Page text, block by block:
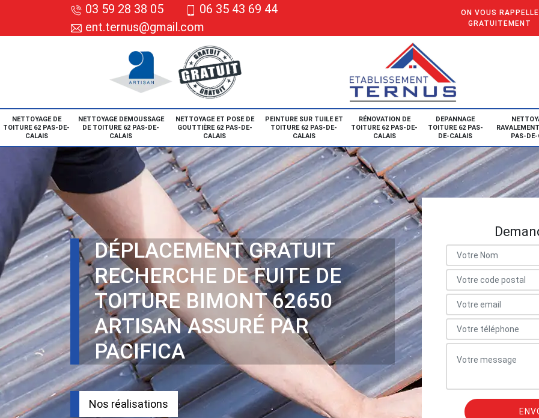
03 59 28 38 05
06 35 43 69 44
ent.ternus@gmail.com
ON VOUS RAPPELLE
GRATUITEMENT
NETTOYAGE DE
TOITURE 62 PAS-DE-
CALAIS
NETTOYAGE DEMOUSSAGE
DE TOITURE 62 PAS-DE-
CALAIS
NETTOYAGE ET POSE DE
GOUTTIÈRE 62 PAS-DE-
CALAIS
PEINTURE SUR TUILE ET
TOITURE 62 PAS-DE-
CALAIS
RÉNOVATION DE
TOITURE 62 PAS-DE-
CALAIS
DEPANNAGE
TOITURE 62 PAS-
DE-CALAIS
PAS-
DÉPLACEMENT GRATUIT
RECHERCHE DE FUITE DE
TOITURE BIMONT 62650
ARTISAN ASSURÉ PAR
PACIFICA
Nos réalisations